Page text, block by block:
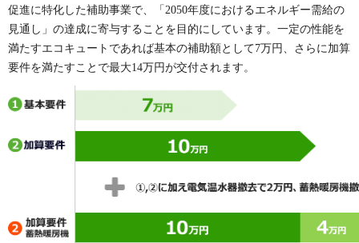
促進に特化した補助事業で、「2050年度におけるエネルギー需給の
見通し」の達成に寄与することを目的にしています。一定の性能を
満たすエコキュートであれば基本の補助額として7万円、さらに加算
要件を満たすことで最大14万円が交付されます。